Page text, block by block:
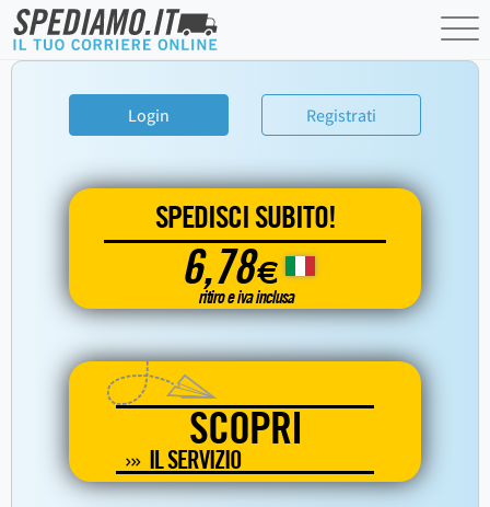
Login Registrati
SPEDISCI SUBITO!
6,78€
ritiro e iva inclusa
SCOPRI
IL SERVIZIO